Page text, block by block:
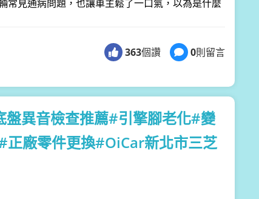
常見通病問題，也讓車主鬆了一口氣，以為是什麼
363個讚 0則留言
異音檢查推薦#引擎腳老化#變
廠零件更換#OiCar新北市三芝